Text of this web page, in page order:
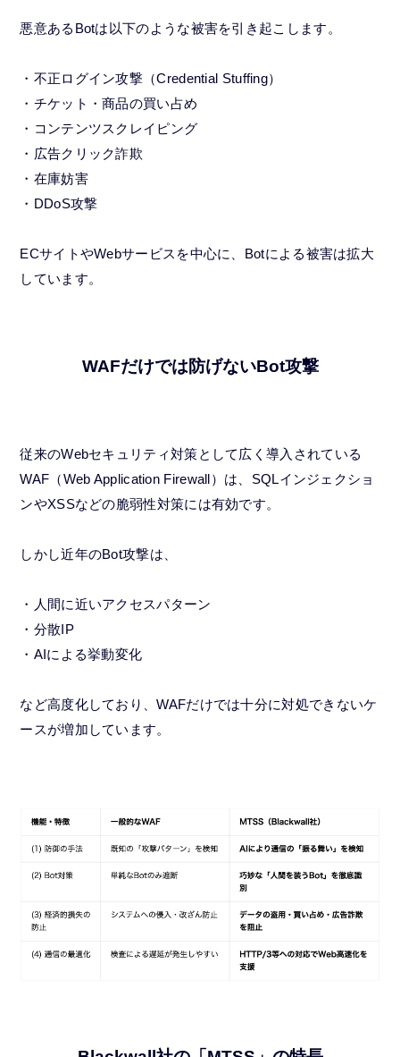
悪意あるBotは以下のような被害を引き起こします。
・不正ログイン攻撃（Credential Stuffing）
・チケット・商品の買い占め
・コンテンツスクレイピング
・広告クリック詐欺
・在庫妨害
・DDoS攻撃
ECサイトやWebサービスを中心に、Botによる被害は拡大
しています。
WAFだけでは防げないBot攻撃
従来のWebセキュリティ対策として広く導入されている
WAF（Web Application Firewall）は、SQLインジェクショ
ンやXSSなどの脆弱性対策には有効です。
しかし近年のBot攻撃は、
・人間に近いアクセスパターン
・分散IP
・AIによる挙動変化
など高度化しており、WAFだけでは十分に対処できないケ
ースが増加しています。